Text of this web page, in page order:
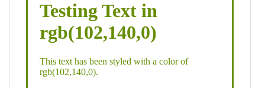
div class="textColor borderColor"
< h1>Testing Text in rgb(102,140,0)